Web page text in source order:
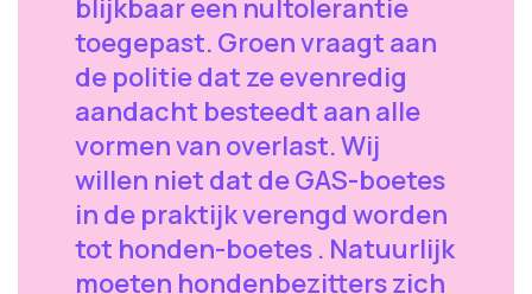
blijkbaar een nultolerantie
toegepast. Groen vraagt aan
de politie dat ze evenredig
aandacht besteedt aan alle
vormen van overlast. Wij
willen niet dat de GAS-boetes
in de praktijk verengd worden
tot honden-boetes . Natuurlijk
moeten hondenbezitters zich